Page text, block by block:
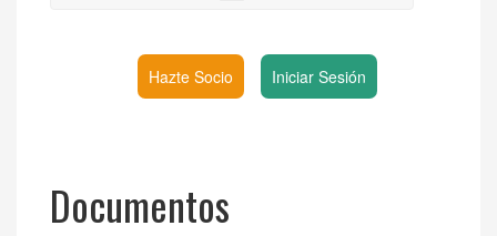
Hazte Socio Iniciar Sesión
Documentos